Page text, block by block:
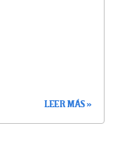
LEER MÁS »